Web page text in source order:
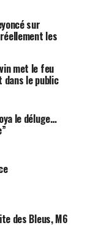
sur
les
met le feu
le public
le déluge…
des Bleus, M6